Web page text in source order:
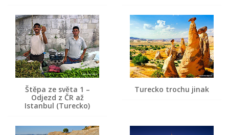
Štěpa ze světa 1 –
Odjezd z ČR až
Istanbul (Turecko)
Turecko trochu jinak